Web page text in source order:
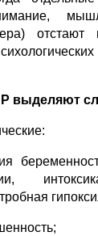
выделяют